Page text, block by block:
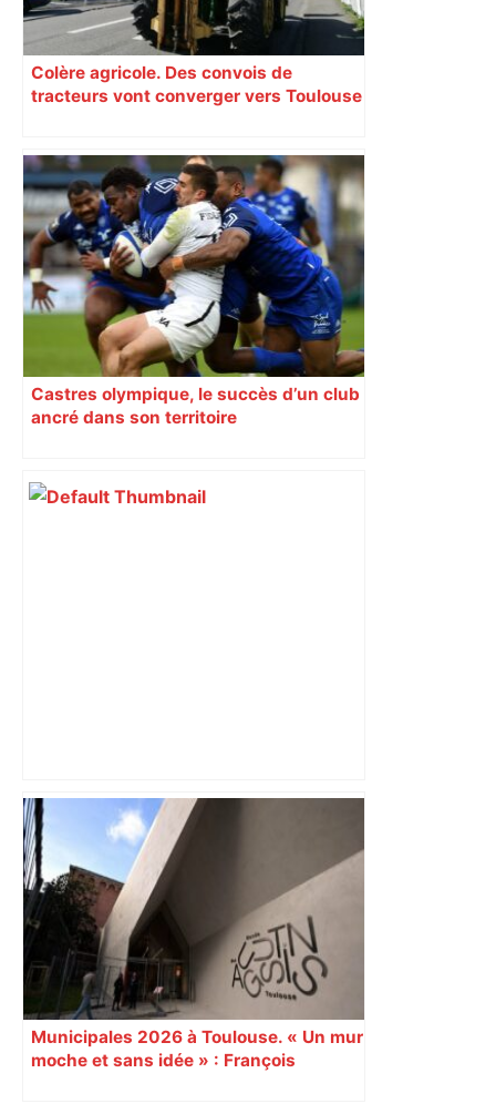
Colère agricole. Des convois de
tracteurs vont converger vers Toulouse
Castres olympique, le succès d’un club
ancré dans son territoire
Top 14: comment Perpignan a une
nouvelle fois fait tomber Toulouse? –
RMC Sport
Municipales 2026 à Toulouse. « Un mur
moche et sans idée » : François